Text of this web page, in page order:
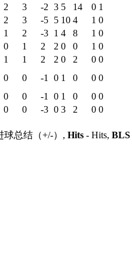
2 3 -2 3 5 14 0 1
2 3 -5 5 10 4 1 0
1 2 -3 1 4 8 1 0
0 1 2 2 0 0 1 0
1 1 2 2 0 2 0 0
0 0 -1 0 1 0 0 0
0 0 -1 0 1 0 0 0
0 0 -3 0 3 2 0 0
球总结（+/-）, Hits - Hits, BLS